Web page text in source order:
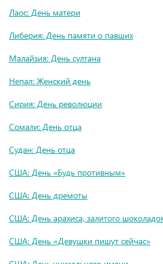
Лаос: День матери
Либерия: День памяти о павших
Малайзия: День султана
Непал: Женский день
Сирия: День революции
Сомали: День отца
Судан: День отца
США: День «Будь противным»
США: День дремоты
США: День арахиса, залитого
США: День «Девушки пишут сейчас»